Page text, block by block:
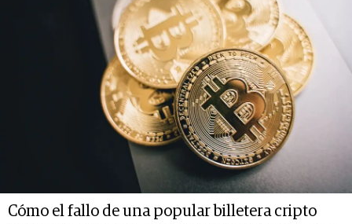
Cómo el fallo de una popular billetera cripto